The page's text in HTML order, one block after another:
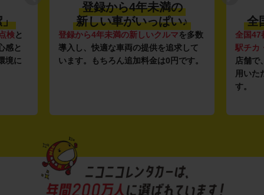
」
検と
感と
境に
登録から4年未満の
新しい車がいっぱい♪
登録から4年未満の新しいクルマを多数
導入し、快適な車両の提供を追求して
います。もちろん追加料金は0円です。
全
全国47
駅チカ
店舗で
用いた
す。